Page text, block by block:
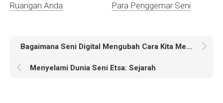
Ruangan Anda
Para Penggemar Seni
Bagaimana Seni Digital Mengubah Cara Kita Melihat Kreativitas?
Menyelami Dunia Seni Etsa: Sejarah